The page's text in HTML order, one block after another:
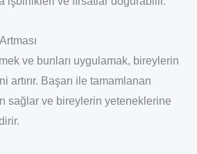
ve bunları uygulamak, bireylerin
artırır. Başarı ile tamamlanan
sağlar ve bireylerin yeteneklerine